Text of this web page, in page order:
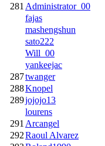
281 Administrator_00
fajas
mashengshun
sato222
Will_00
yankeejac
287twanger
288Knopel
289jojojo13
lourens
291 Arcangel
292Raoul Alvarez